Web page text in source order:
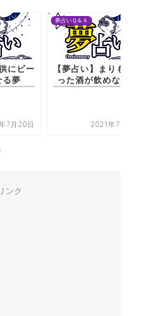
にビー
る夢
7月20日
夢占いＱ＆Ａ
【夢占い】まりもが入
った酒が飲めない夢
2021年7月21日
ンク